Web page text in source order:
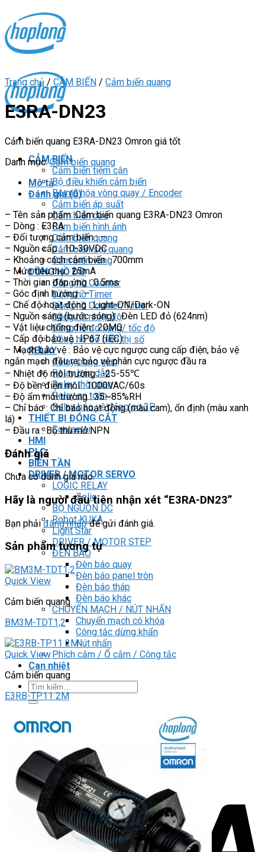
content
CẢM BIẾN
Cảm biến tiệm cận
Bộ điều khiển cảm biến
Bộ mã hóa vòng quay / Encoder
Cảm biến áp suất
Cảm biến cửa
Cảm biến hình ảnh
Cảm biến quang
Cảm biến sợi quang
Cảm biến vùng
ĐỒNG HỒ ĐO
Đồng hồ Counter
Đồng hồ Timer
Đồng hồ Counter/Timer
Đồng hồ nhiệt độ
Đồng hồ đo xung/ tốc độ
Đồng hồ đo hiển thị số
RELAY
Relay trung gian
Relay bán dẫn
Relay thời gian
Relay an toàn
Relay bảo vệ động cơ 3P
THIẾT BỊ ĐÓNG CẮT
Contactor
HMI
PLC
BIẾN TẦN
DRIVER / MOTOR SERVO
LOGIC RELAY
Zelio
BỘ NGUỒN DC
Robot KUKA
Light Star
DRIVER / MOTOR STEP
ĐÈN BÁO
Đèn báo quay
Đèn báo panel tròn
Đèn báo tháp
Đèn báo khác
CHUYỂN MẠCH / NÚT NHẤN
Chuyển mạch có khóa
Công tắc dừng khẩn
Nút nhấn
Phích cắm / Ổ cắm / Công tắc
Can nhiệt
Tìm
kiếm:
0
Chưa có sản phẩm trong giỏ hàng.
Trang chủ / CẢM BIẾN / Cảm biến quang
E3RA-DN23
Cảm biến quang E3RA-DN23 Omron giá tốt
Danh mục:Cảm biến quang
Mô tả
Đánh giá (0)
– Tên sản phẩm: Cảm biến quang E3RA-DN23 Omron
– Dòng : E3RA
– Đối tượng cảm biến : –
– Nguồn cấp : 10-30VDC
– Khoảng cách cảm biến : 700mm
– Mức tiêu thụ : 25mA
– Thời gian đáp ứng : 0.5ms
– Góc định hướng : –
– Chế độ hoạt động : Light-ON/Dark-ON
– Nguồn sáng (bước sóng) : Đèn LED đỏ (624nm)
– Vật liệu chống điện : 20MΩ
– Cấp độ bảo vệ : IP67 (IEC)
– Mạch bảo vệ : Bảo vệ cực ngược cung cấp điện, bảo vệ
ngắn mạch đầu ra, bảo vệ phân cực ngược đầu ra
– Nhiệt độ môi trường : -25-55℃
– Độ bền điện môi : 1000VAC/60s
– Độ ẩm môi trường : 35~85%RH
– Chỉ báo : Chỉ báo hoạt động (màu cam), ổn định (màu xanh
lá)
– Đầu ra : Bộ thu mở NPN
Đánh giá
Chưa có đánh giá nào.
Hãy là người đầu tiên nhận xét “E3RA-DN23”
Bạn phảiđăng nhậpđể gửi đánh giá.
Sản phẩm tương tự
Quick View
Cảm biến quang
BM3M-TDT1,2
Quick View
Cảm biến quang
E3RB-TP11 2M